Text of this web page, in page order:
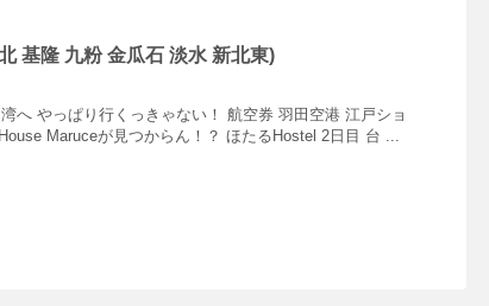
基隆 九粉 金瓜石 淡水 新北東)
へ やっぱり行くっきゃない！ 航空券 羽田空港 江戸ショ
Maruceが見つからん！？ ほたるHostel 2日目 台 ...